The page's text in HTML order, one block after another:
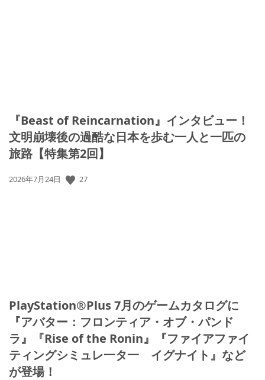
『Beast of Reincarnation』インタビュー！
文明崩壊後の過酷な日本を歩む一人と一匹の
旅路【特集第2回】
公
2026年7月24日 27
PlayStation®Plus 7月のゲームカタログに
『アバター：フロンティア・オブ・パンド
ラ』『Rise of the Ronin』『ファイアファイ
ティングシミュレ一タ一 イグナイト』など
が登場！